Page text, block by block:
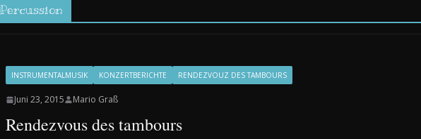
Percussion
INSTRUMENTALMUSIK KONZERTBERICHTE RENDEZVOUZ DES TAMBOURS
Juni 23, 2015 Mario Graß
Rendezvous des tambours